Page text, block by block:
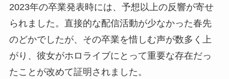
2023年の卒業発表時には、予想以上の反響が寄せ
られました。直接的な配信活動が少なかった春先
のどかでしたが、その卒業を惜しむ声が数多く上
がり、彼女がホロライブにとって重要な存在だっ
たことが改めて証明されました。